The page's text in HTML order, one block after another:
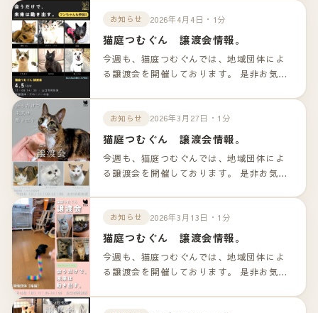
お知らせ 2026年4月4日・1分
猫庭つむぐん 譲渡会情報。
今週も、猫庭つむぐんでは、地域団体によ
る譲渡会を開催しております。 是非お気軽
ンクよりご確認下さいませ。
お知らせ 2026年3月27日・1分
猫庭つむぐん 譲渡会情報。
今週も、猫庭つむぐんでは、地域団体によ
る譲渡会を開催しております。 是非お気軽
お知らせ 2026年3月13日・1分
猫庭つむぐん 譲渡会情報。
今週も、猫庭つむぐんでは、地域団体によ
る譲渡会を開催しております。 是非お気軽
ンクよりご確認下さいませ。